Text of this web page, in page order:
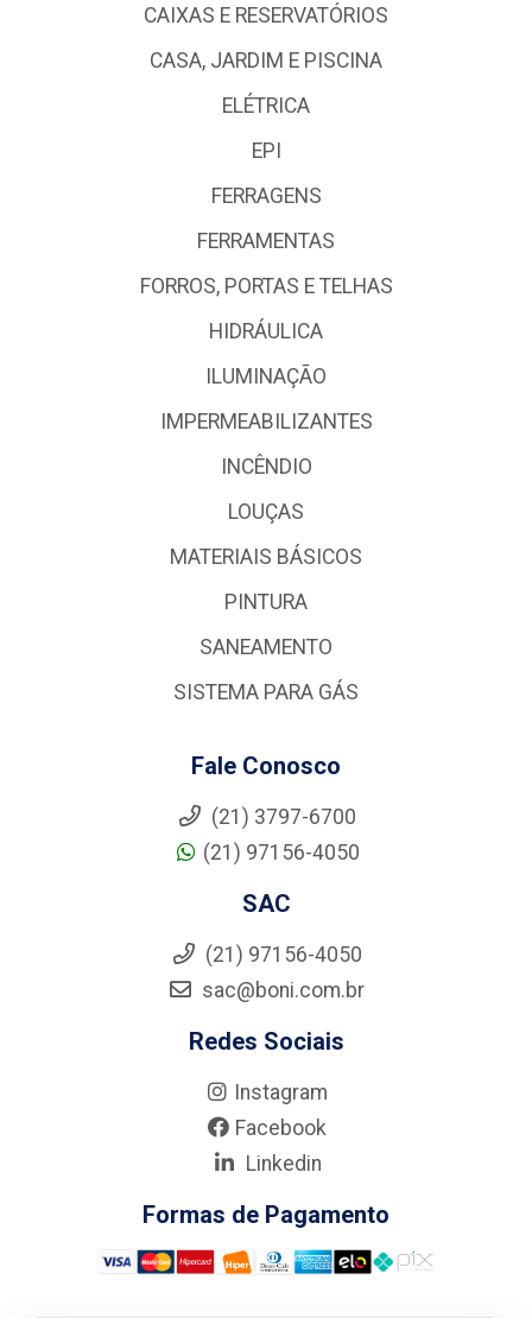
CAIXAS E RESERVATÓRIOS
CASA, JARDIM E PISCINA
ELÉTRICA
EPI
FERRAGENS
FERRAMENTAS
FORROS, PORTAS E TELHAS
HIDRÁULICA
ILUMINAÇÃO
IMPERMEABILIZANTES
INCÊNDIO
LOUÇAS
MATERIAIS BÁSICOS
PINTURA
SANEAMENTO
SISTEMA PARA GÁS
Fale Conosco
(21) 3797-6700
(21) 97156-4050
SAC
(21) 97156-4050
sac@boni.com.br
Redes Sociais
Instagram
Facebook
Linkedin
Formas de Pagamento